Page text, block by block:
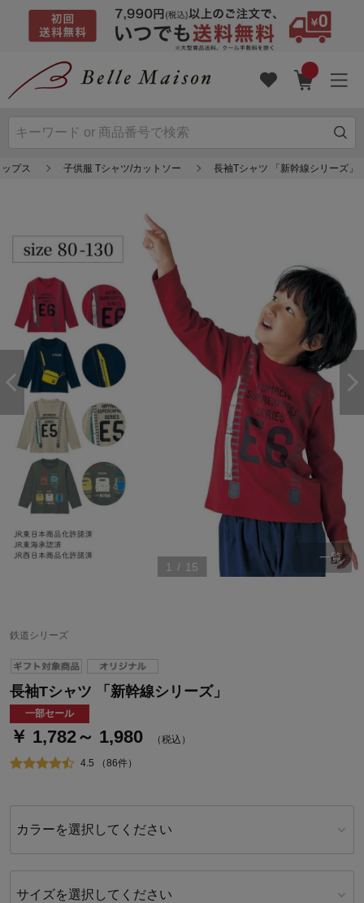
プス 子供服 Tシャツ/カットソー 長袖Tシャツ 「新幹線シリーズ」
1 / 15
一覧
鉄道シリーズ
長袖Tシャツ 「新幹線シリーズ」
一部セール
￥ 1,782～ 1,980 （税込）
4.5 （86件）
カラーを選択してください
サイズを選択してください